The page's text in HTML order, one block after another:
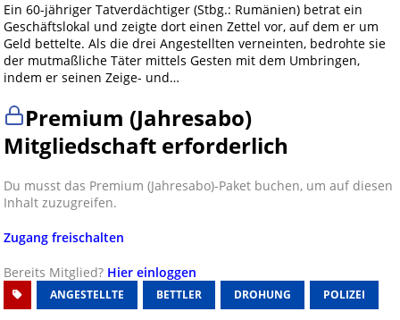
Ein 60-jähriger Tatverdächtiger (Stbg.: Rumänien) betrat ein
Geschäftslokal und zeigte dort einen Zettel vor, auf dem er um
Geld bettelte. Als die drei Angestellten verneinten, bedrohte sie
der mutmaßliche Täter mittels Gesten mit dem Umbringen,
indem er seinen Zeige- und…
Premium (Jahresabo)
Mitgliedschaft erforderlich
Du musst das Premium (Jahresabo)-Paket buchen, um auf diesen
Inhalt zuzugreifen.
Zugang freischalten
Bereits Mitglied? Hier einloggen
ANGESTELLTE BETTLER DROHUNG POLIZEI